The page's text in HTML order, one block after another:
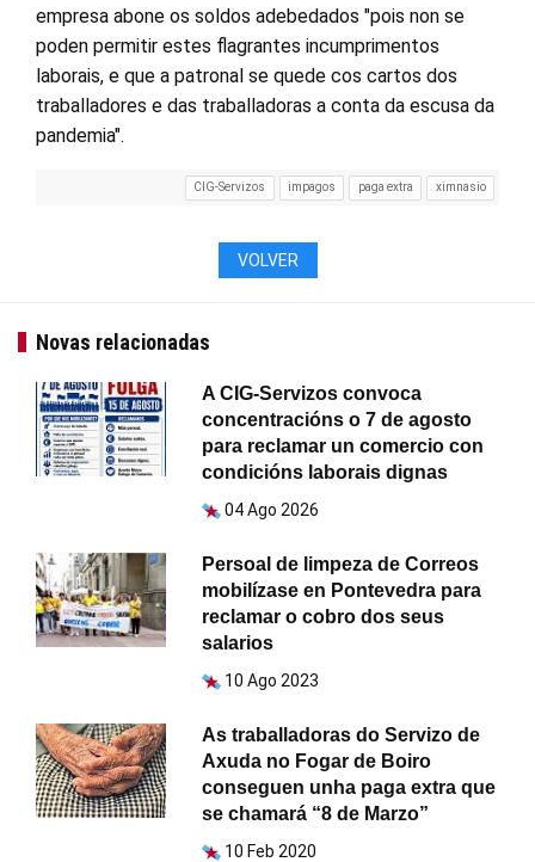
empresa abone os soldos adebedados "pois non se
poden permitir estes flagrantes incumprimentos
laborais, e que a patronal se quede cos cartos dos
traballadores e das traballadoras a conta da escusa da
pandemia".
CIG-Servizos impagos paga extra ximnasio
VOLVER
Novas relacionadas
A CIG-Servizos convoca
concentracións o 7 de agosto
para reclamar un comercio con
condicións laborais dignas
04 Ago 2026
Persoal de limpeza de Correos
mobilízase en Pontevedra para
reclamar o cobro dos seus
salarios
10 Ago 2023
As traballadoras do Servizo de
Axuda no Fogar de Boiro
conseguen unha paga extra que
se chamará “8 de Marzo”
10 Feb 2020